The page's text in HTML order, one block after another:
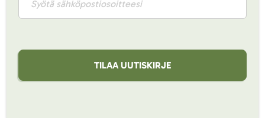
TILAA UUTISKIRJE